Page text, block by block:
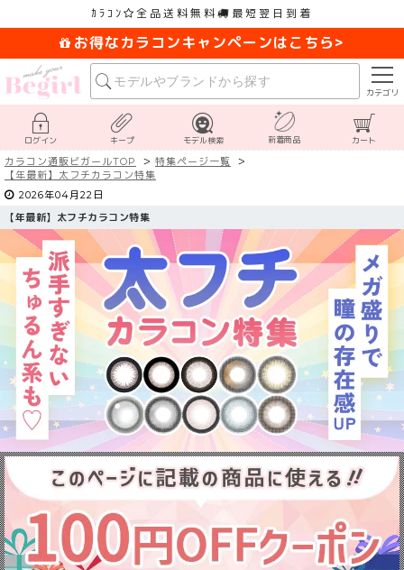
ｶﾗｺﾝ 全品送料無料 最短翌日到着
お得なカラコンキャンペーンはこちら>
カテゴリ
ログイン キープ モデル検索 新着商品 カート
カラコン通販ビガールTOP
特集ページ一覧
【 年最新】太フチカラコン特集
2026年04月22日
【年最新】太フチカラコン特集